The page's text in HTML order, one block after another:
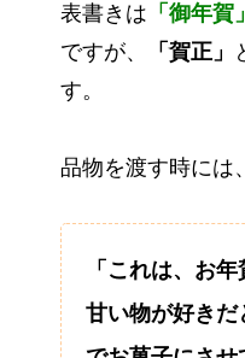
表書きは 「御年賀」
ですが、
「賀正」
す。
品物を渡す時には、
「これは、お
甘い物が好き